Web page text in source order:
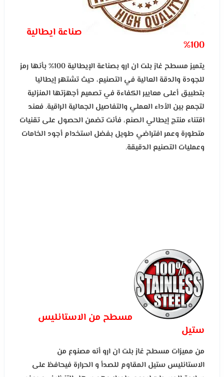
صناعة ايطالية
100%
يتميز مسطح غاز بلت ان ارو بصناعة الإيطالية 100% بأنها رمز
للجودة والدقة العالية في التصنيع، حيث تشتهر إيطاليا
بتطبيق أعلى معايير الكفاءة في تصميم أجهزتها المنزلية
لتجمع بين الأداء العملي والتفاصيل الجمالية الراقية. فعند
اقتناء منتج إيطالي الصنع، فأنت تضمن الحصول على تقنيات
متطورة وعمر افتراضي طويل بفضل استخدام أجود الخامات
وعمليات التصنيع الدقيقة.
مسطح من الاستانليس
ستيل
من مميزات مسطح غاز بلت ان ارو أنه مصنوع من
الاستانليس ستيل المقاوم للصدأ و الحرارة فيحافظ على